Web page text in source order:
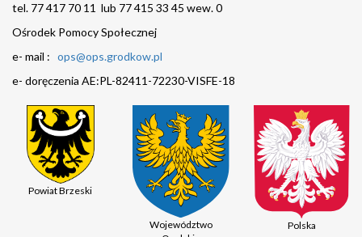
tel. 77 417 70 11 lub 77 415 33 45 wew. 0
Ośrodek Pomocy Społecznej
e- mail : ops@ops.grodkow.pl
e- doręczenia AE:PL-82411-72230-VISFE-18
Powiat Brzeski
Województwo
Polska